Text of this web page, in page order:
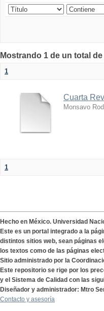
Mostrando 1 de un total
1
Cuarta
Monsavo
1
Hecho en México. Universidad
Este es un portal integrado a la
distintos sitios web, sean páginas
los textos como de las páginas
Sitio administrado por la
Este repositorio se rige por los
y el Sistema de Calidad con las
Diseñador y administrador: Mtro
Contacto y asesoría